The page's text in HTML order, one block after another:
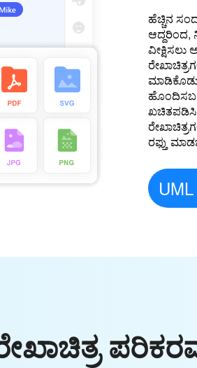
ಹೆಚ್ಚಿನ
ಆದ್ದರಿಂದ,
ವೀಕ್ಷಿಸಲು
ರಫ್ತು